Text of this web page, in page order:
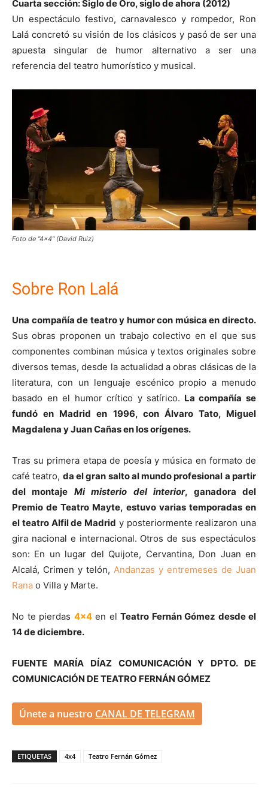
Cuarta sección: Siglo de Oro, siglo de ahora (2012)
Un espectáculo festivo, carnavalesco y rompedor, Ron
Lalá concretó su visión de los clásicos y pasó de ser una
apuesta singular de humor alternativo a ser una
referencia del teatro humorístico y musical.
Foto de "4x4" (David Ruiz)
Sobre Ron Lalá
Una compañía de teatro y humor con música en directo.
Sus obras proponen un trabajo colectivo en el que sus
componentes combinan música y textos originales sobre
diversos temas, desde la actualidad a obras clásicas de la
literatura, con un lenguaje escénico propio a menudo
basado en el humor crítico y satírico. La compañía se
fundó en Madrid en 1996, con Álvaro Tato, Miguel
Magdalena y Juan Cañas en los orígenes.
Tras su primera etapa de poesía y música en formato de
café teatro, da el gran salto al mundo profesional a partir
del montaje Mi misterio del interior, ganadora del
Premio de Teatro Mayte, estuvo varias temporadas en
el teatro Alfil de Madrid y posteriormente realizaron una
gira nacional e internacional. Otros de sus espectáculos
son: En un lugar del Quijote, Cervantina, Don Juan en
Alcalá, Crimen y telón, Andanzas y entremeses de Juan
Rana o Villa y Marte.
No te pierdas 4x4en el Teatro Fernán Gómez desde el
14 de diciembre.
FUENTE MARÍA DÍAZ COMUNICACIÓN Y DPTO. DE
COMUNICACIÓN DE TEATRO FERNÁN GÓMEZ
Únete a nuestro CANAL DE TELEGRAM
ETIQUETAS 4x4 Teatro Fernán Gómez